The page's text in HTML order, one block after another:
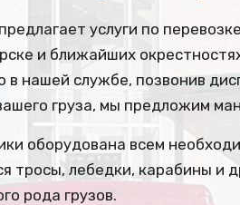
услуги по
и ближайших
нашей службе, позвонив
груза, мы предложим
оборудована всем
тросы, лебедки, карабины и
рода грузов.